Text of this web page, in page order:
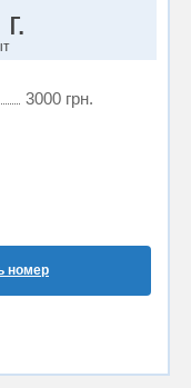
3000 грн.
номер